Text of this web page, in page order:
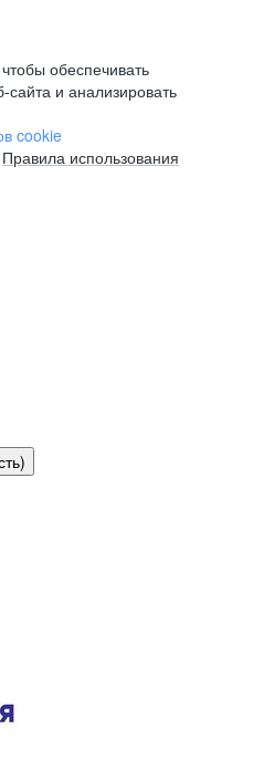
обеспечивать
и анализировать
cookie
Правила использования